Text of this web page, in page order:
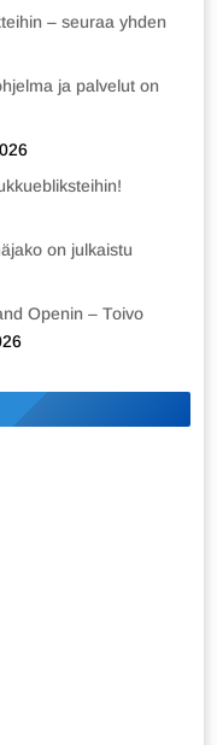
– seuraa yhden
ja palvelut on
on julkaistu
Openin – Toivo